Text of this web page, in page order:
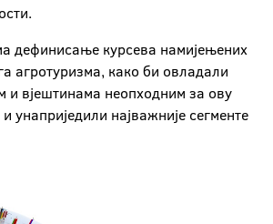
дефинисање курсева намијењених
агротуризма, како би овладали
и вјештинама неопходним за ову
и унаприједили најважније сегменте